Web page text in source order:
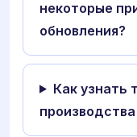
некоторые
обновления?
Как узнать